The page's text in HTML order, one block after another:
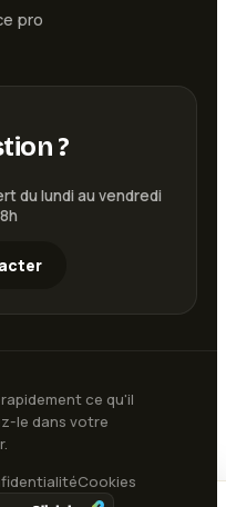
pro
?
du lundi au vendredi
ce qu'il
le dans votre
Cookies